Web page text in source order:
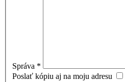
Správa *
Poslať kópiu aj na moju adresu